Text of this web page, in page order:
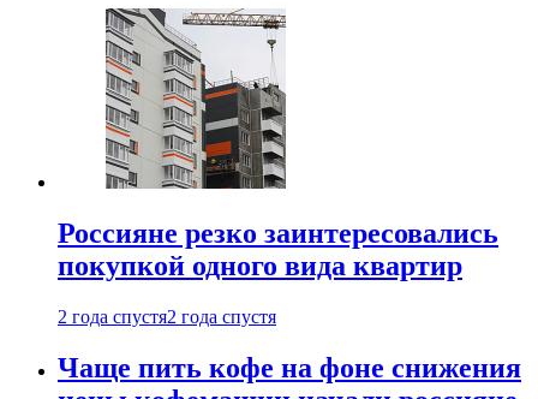
Россияне резко заинтересовались
покупкой одного вида квартир
2 года спустя2 года спустя
Чаще пить кофе на фоне снижения